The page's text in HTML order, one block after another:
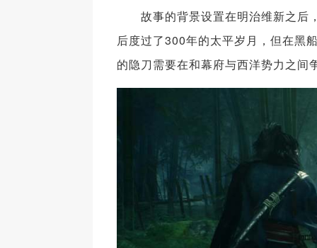
故事的背景设置在明治维新之后
后度过了300年的太平岁月，但在黑
的隐刀需要在和幕府与西洋势力之间